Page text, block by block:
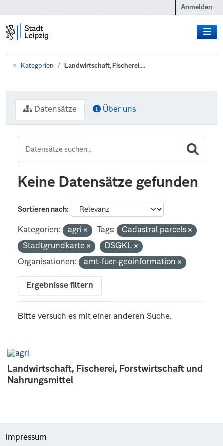
Anmelden
Kategorien Landwirtschaft, Fischerei,...
Landwirtschaft, Fischerei, Forstwirtschaft und
Nahrungsmittel
Datensätze Über uns
Keine Datensätze gefunden
Sortieren nach
Kategorien: agri Tags:
Cadastral parcels
Stadtgrundkarte
DSGKL
Organisationen:
amt-fuer-geoinformation
Ergebnisse filtern
Bitte versuch es mit einer anderen Suche.
Impressum